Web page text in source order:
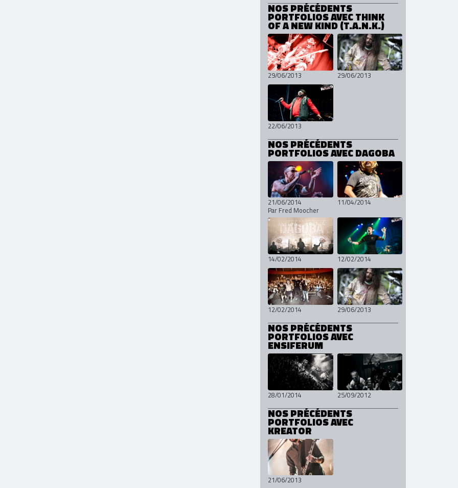
NOS PRÉCÉDENTS
PORTFOLIOS AVEC THINK
OF A NEW KIND (T.A.N.K.)
29/06/2013 29/06/2013
22/06/2013
NOS PRÉCÉDENTS
PORTFOLIOS AVEC DAGOBA
21/06/2014
Par Fred Moocher
11/04/2014
14/02/2014 12/02/2014
12/02/2014 29/06/2013
NOS PRÉCÉDENTS
PORTFOLIOS AVEC
ENSIFERUM
28/01/2014 25/09/2012
NOS PRÉCÉDENTS
PORTFOLIOS AVEC
KREATOR
21/06/2013